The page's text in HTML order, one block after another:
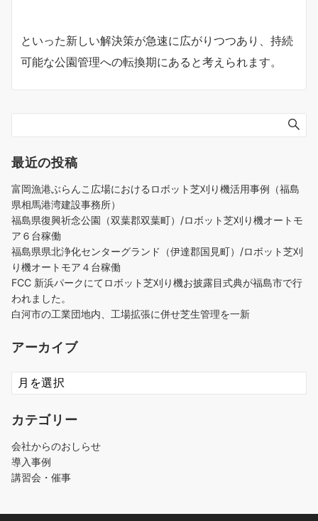
といった新しい解決策が急速に広がりつつあり、持続
可能な公園管理への転換期にあると考えられます。
最近の投稿
富岡漁港ぶらんこ広場におけるロボット芝刈り機活用事例（福島
県相馬港湾建設事務所）
福島県復興祈念公園（双葉郡双葉町）/ロボット芝刈り機オートモ
ア６台稼働
福島県県北浄化センターグランド（伊達郡国見町）/ロボット芝刈
り機オートモア４台稼働
FCC 新浜パークにてロボット芝刈り機お披露目式典が福島市で行
われました。
白河市の工業団地内、工場拡張に併せ芝生管理を一新
アーカイブ
ア
ー
イ
カテゴリー
会社からのおしらせ
導入事例
講習会・催事